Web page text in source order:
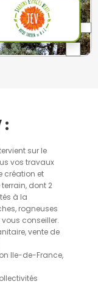
:
sur le
vos travaux
création et
dont 2
à la
rogneuses
conseiller.
vente de
Ile-de-France,